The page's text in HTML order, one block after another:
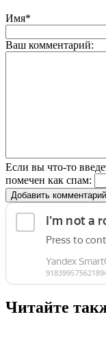
Имя*
Ваш комментарий:
Если вы что-то
помечен как спам:
Добавить комментарий
Читайте